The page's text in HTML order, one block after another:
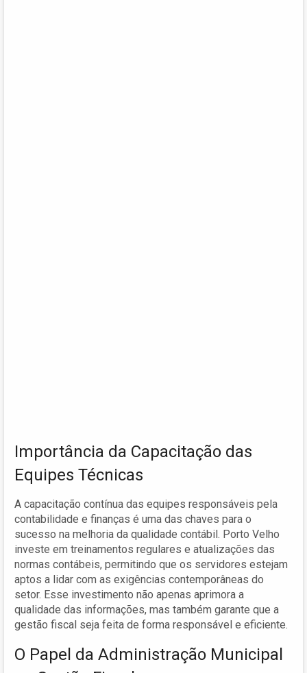
Importância da Capacitação das
Equipes Técnicas
A capacitação contínua das equipes responsáveis pela
contabilidade e finanças é uma das chaves para o
sucesso na melhoria da qualidade contábil. Porto Velho
investe em treinamentos regulares e atualizações das
normas contábeis, permitindo que os servidores estejam
aptos a lidar com as exigências contemporâneas do
setor. Esse investimento não apenas aprimora a
qualidade das informações, mas também garante que a
gestão fiscal seja feita de forma responsável e eficiente.
O Papel da Administração Municipal